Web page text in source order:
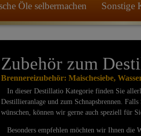
Öle selbermachen Sonstige
Zubehör zum
Brennereizubehör: Maischesiebe,
In dieser Destillatio Kategorie finden Sie
Destillieranlage und zum Schnapsbrennen.
wünschen, können wir gerne auch speziell für
Besonders empfehlen möchten wir Ihnen die